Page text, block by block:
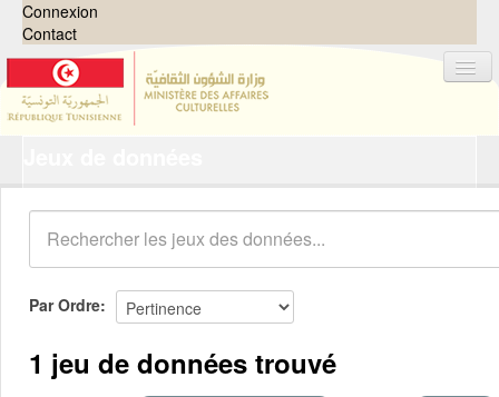
Connexion
Contact
Organisations
Groupes
Demandes 0
À propos
Par Ordre
1 jeu de données trouvé